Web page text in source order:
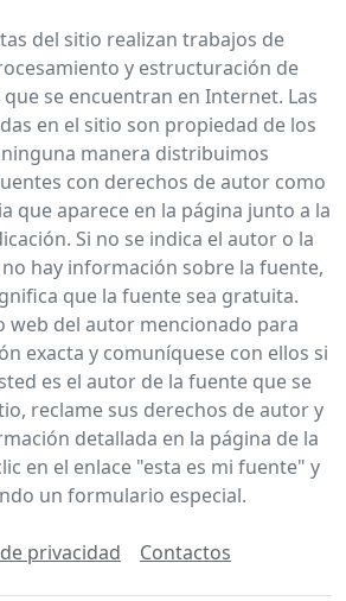
del sitio realizan trabajos de
y estructuración de
se encuentran en Internet. Las
en el sitio son propiedad de los
manera distribuimos
con derechos de autor como
que aparece en la página junto a la
Si no se indica el autor o la
hay información sobre la fuente,
que la fuente sea gratuita.
web del autor mencionado para
exacta y comuníquese con ellos si
es el autor de la fuente que se
reclame sus derechos de autor y
detallada en la página de la
en el enlace "esta es mi fuente" y
un formulario especial.
privacidad Contactos